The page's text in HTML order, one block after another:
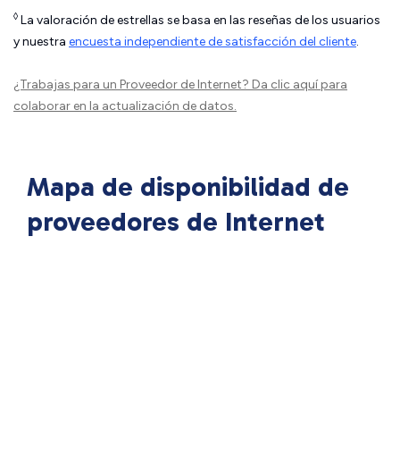
◊ La valoración de estrellas se basa en las reseñas de los usuarios
y nuestra encuesta independiente de satisfacción del cliente.
¿Trabajas para un Proveedor de Internet? Da clic aquípara
colaborar en la actualización de datos.
Mapa de disponibilidad de
proveedores de Internet